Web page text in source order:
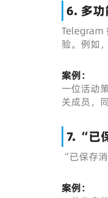
6. 多功
Telegram
验。例如
案例：
一位活动
关成员，
7. “已
“已保存
案例：